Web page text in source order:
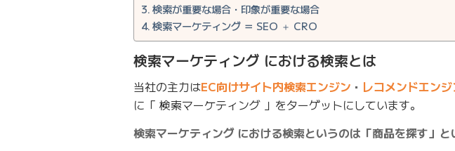
検索が重要な場合・印象が重要な場合
検索マーケティング ＝ SEO ＋ CRO
検索マーケティング における検索とは
当社の主力はEC向けサイト内検索エンジン ・ レコメンドエンジ
に「 検索マーケティング 」をターゲットにしています。
検索マーケティング における検索というのは「商品を探す」と